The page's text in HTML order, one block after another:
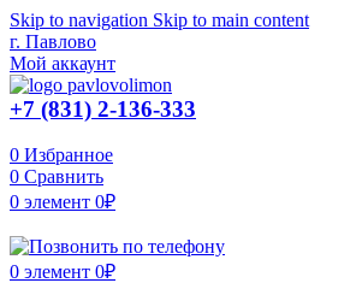
Skip to navigation Skip to main content
г. Павлово
Мой аккаунт
+7 (831) 2-136-333
0 Избранное
0 Сравнить
0 элемент 0₽
0 элемент 0₽